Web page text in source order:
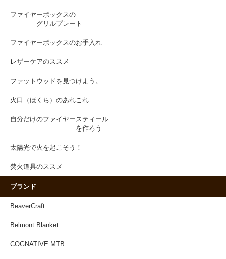
ファイヤーボックスの
グリルプレート
ファイヤーボックスのお手入れ
レザーケアのススメ
ファットウッドを見つけよう。
火口（ほくち）のあれこれ
自分だけのファイヤースティール
を作ろう
太陽光で火を起こそう！
焚火道具のススメ
ブランド
BeaverCraft
Belmont Blanket
COGNATIVE MTB